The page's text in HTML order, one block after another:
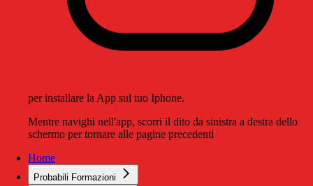
per installare la App sul tuo Iphone.
Mentre navighi nell'app, scorri il dito da sinistra a destra dello
schermo per tornare alle pagine precedenti
Home
Probabili Formazioni